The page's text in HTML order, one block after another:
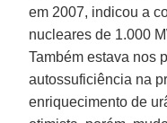
em 2007, indicou a
nucleares de 1.000
Também estava nos
autossuficiência na
enriquecimento de